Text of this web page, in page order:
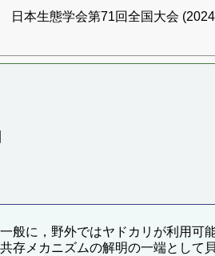
日本生態学会第71回全国大会
般に，野外ではヤドカリが利用可
存メカニズムの解明の一端として